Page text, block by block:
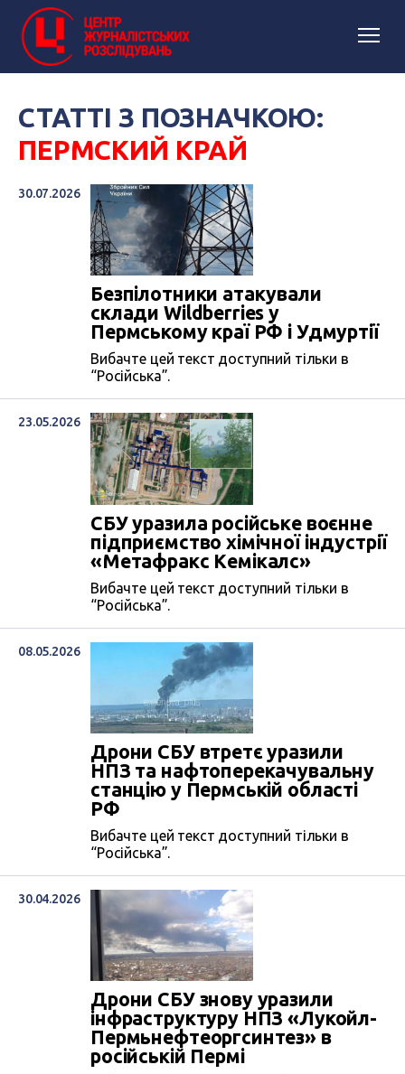
СТАТТІ З ПОЗНАЧКОЮ:
ПЕРМСКИЙ КРАЙ
30.07.2026
Безпілотники атакували
склади Wildberries у
Пермському краї РФ і Удмуртії
Вибачте цей текст доступний тільки в
“Російська”.
23.05.2026
СБУ уразила російське воєнне
підприємство хімічної індустрії
«Метафракс Кемікалс»
Вибачте цей текст доступний тільки в
“Російська”.
08.05.2026
Дрони СБУ втретє уразили
НПЗ та нафтоперекачувальну
станцію у Пермській області
РФ
Вибачте цей текст доступний тільки в
“Російська”.
30.04.2026
Дрони СБУ знову уразили
інфраструктуру НПЗ «Лукойл-
Пермьнефтеоргсинтез» в
російській Пермі